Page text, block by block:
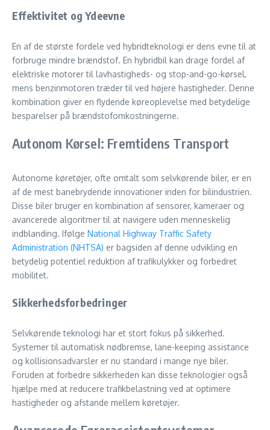
Effektivitet og Ydeevne
En af de største fordele ved hybridteknologi er dens evne til at
forbruge mindre brændstof. En hybridbil kan drage fordel af
elektriske motorer til lavhastigheds- og stop-and-go-kørsel,
mens benzinmotoren træder til ved højere hastigheder. Denne
kombination giver en flydende køreoplevelse med betydelige
besparelser på brændstofomkostningerne.
Autonom Kørsel: Fremtidens Transport
Autonome køretøjer, ofte omtalt som selvkørende biler, er en
af de mest banebrydende innovationer inden for bilindustrien.
Disse biler bruger en kombination af sensorer, kameraer og
avancerede algoritmer til at navigere uden menneskelig
indblanding. Ifølge National Highway Traffic Safety
Administration (NHTSA) er bagsiden af denne udvikling en
betydelig potentiel reduktion af trafikulykker og forbedret
mobilitet.
Sikkerhedsforbedringer
Selvkørende teknologi har et stort fokus på sikkerhed.
Systemer til automatisk nødbremse, lane-keeping assistance
og kollisionsadvarsler er nu standard i mange nye biler.
Foruden at forbedre sikkerheden kan disse teknologier også
hjælpe med at reducere trafikbelastning ved at optimere
hastigheder og afstande mellem køretøjer.